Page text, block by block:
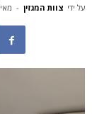
על ידי צוות המגזין - מאי 21, 2026